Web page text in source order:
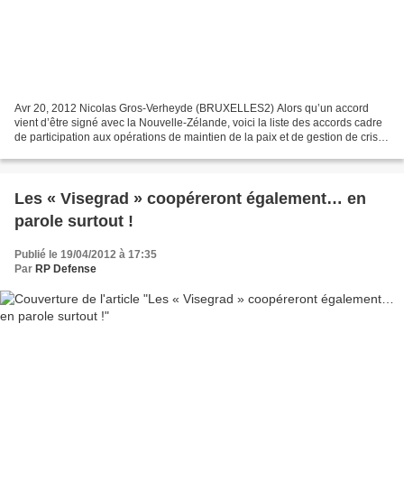
Avr 20, 2012 Nicolas Gros-Verheyde (BRUXELLES2) Alors qu’un accord
vient d’être signé avec la Nouvelle-Zélande, voici la liste des accords cadre
de participation aux opérations de maintien de la paix et de gestion de crises
Les « Visegrad » coopéreront également… en
parole surtout !
Publié le 19/04/2012 à 17:35
Par RP Defense